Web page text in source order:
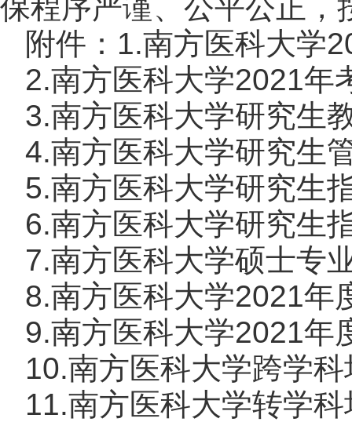
保程序严谨、公平公正，
附件：1.南方医科大学
2.南方医科大学2021年
3.南方医科大学研究生
4.南方医科大学研究生
5.南方医科大学研究生
6.南方医科大学研究生
7.南方医科大学硕士专
8.南方医科大学2021年
9.南方医科大学2021年
10.南方医科大学跨学
11.南方医科大学转学